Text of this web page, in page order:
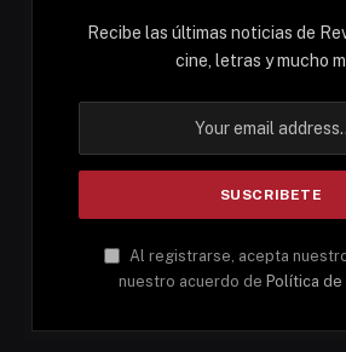
Recibe las últimas noticias de
cine, letras y mucho
Al registrarse, acepta
nuestro acuerdo de Política de